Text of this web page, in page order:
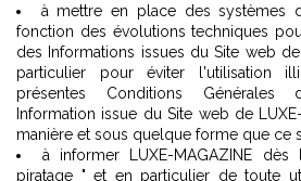
à mettre en place des systèmes
fonction des évolutions techniques
des Informations issues du Site web
particulier pour éviter l'utilisation
présentes Conditions Générales
Information issue du Site web de
manière et sous quelque forme que ce
à informer LUXE-MAGAZINE
piratage " et en particulier de toute